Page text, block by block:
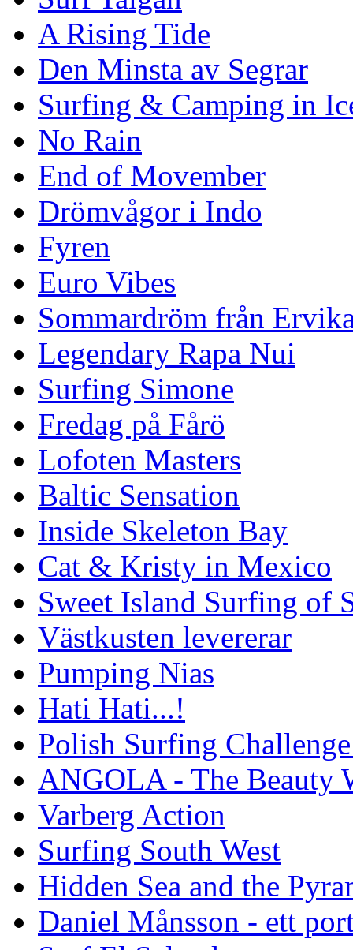
A Rising Tide
Den Minsta av Segrar
Surfing & Camping in
No Rain
End of Movember
Drömvågor i Indo
Fyren
Euro Vibes
Sommardröm från
Legendary Rapa Nui
Surfing Simone
Fredag på Fårö
Lofoten Masters
Baltic Sensation
Inside Skeleton Bay
Cat & Kristy in Mexico
Sweet Island Surfing of
Västkusten levererar
Pumping Nias
Hati Hati...!
Polish Surfing
ANGOLA - The Beauty
Varberg Action
Surfing South West
Hidden Sea and the
Daniel Månsson - ett